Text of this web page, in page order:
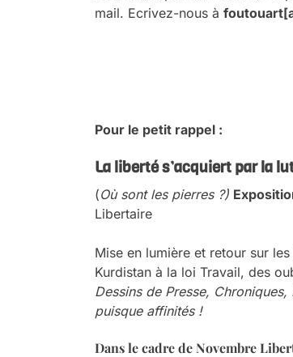
mail. Ecrivez-nous à
Pour le petit rappel :
La liberté s’acquiert par la
(Où sont les pierres ?)
Libertaire
Mise en lumière et retour sur
Kurdistan à la loi Travail, des
Dessins de Presse,
puisque affinités !
Dans le cadre de Novembre